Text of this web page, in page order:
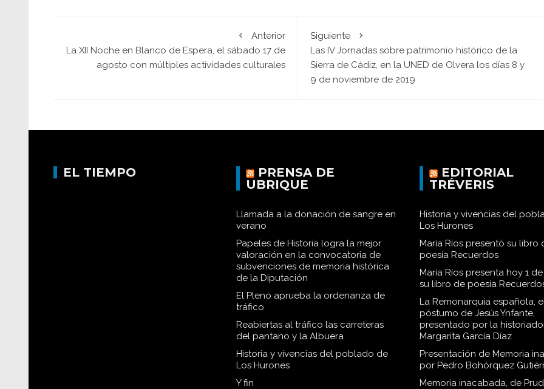
Anterior
La XII Noche en Blanco de Espera, el sábado 17 de
agosto con múltiples actividades culturales
Siguiente
Las IV Jornadas sobre patrimonio histórico de la
Sierra de Cádiz, en la UNED de Olvera los días 8 y
9 de noviembre de 2019
EL TIEMPO
PRENSA DE
UBRIQUE
Llamada a la donación de sangre en
verano
Papeles de Historia logra la mejor
valoración en la convocatoria de
subvenciones de memoria histórica
de la Diputación
El Pleno aprueba la ordenanza de
tráfico
Reabiertas al tráfico las carreteras
del pantano y la Albuera
Historia y vivencias del poblado de
Los Hurones
Y fin
EDITORIAL
TRÉVERIS
Historia y vivencias del
Los Hurones
María Ríos presentó su libro
poesía Recuerdos
María Ríos presenta hoy 1
su libro de poesía
La Remonarquía española,
póstumo de Jesús Ynfante,
presentado por la
Margarita García Díaz
Presentación de Memoria
por Pedro Bohórquez
Memoria inacabada, de